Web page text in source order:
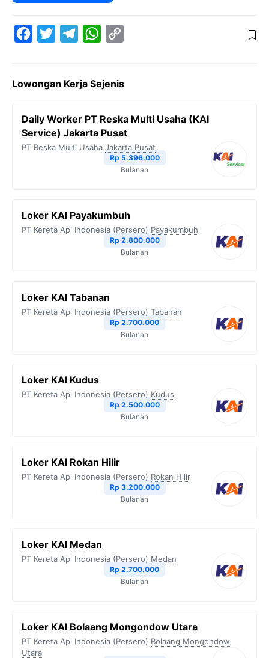
e
o
o
t
e
r
e
r
a
W
t
A
y
i
n
k
Lowongan Kerja Sejenis
Daily Worker PT Reska Multi Usaha (KAI
Service) Jakarta Pusat
PT Reska Multi Usaha Jakarta Pusat
Rp 5.396.000
Bulanan
Loker KAI Payakumbuh
PT Kereta Api Indonesia (Persero) Payakumbuh
Rp 2.800.000
Bulanan
Loker KAI Tabanan
PT Kereta Api Indonesia (Persero) Tabanan
Rp 2.700.000
Bulanan
Loker KAI Kudus
PT Kereta Api Indonesia (Persero) Kudus
Rp 2.500.000
Bulanan
Loker KAI Rokan Hilir
PT Kereta Api Indonesia (Persero) Rokan Hilir
Rp 3.200.000
Bulanan
Loker KAI Medan
PT Kereta Api Indonesia (Persero) Medan
Rp 2.700.000
Bulanan
Loker KAI Bolaang Mongondow Utara
PT Kereta Api Indonesia (Persero) Bolaang Mongondow
Utara